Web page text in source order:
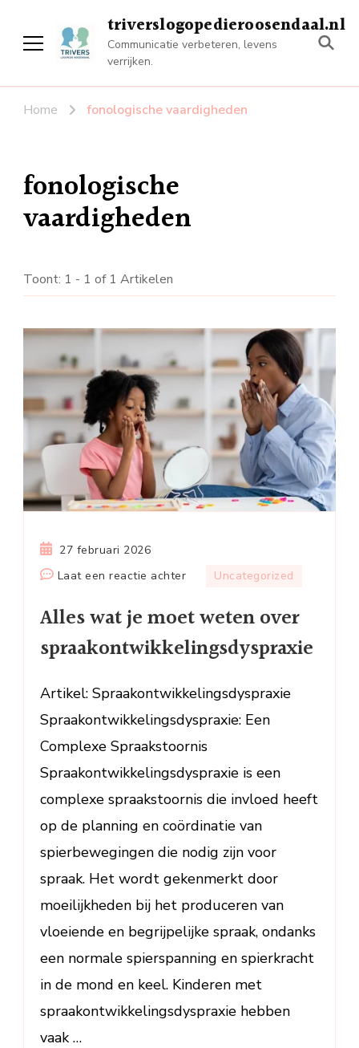
triverslogopedieroosendaal.nl
Communicatie verbeteren, levens
verrijken.
Home fonologische vaardigheden
fonologische
vaardigheden
Toont: 1 - 1 of 1 Artikelen
27 februari 2026
Laat een reactie achterop
wat
je
moet
over
spraakontwikkelingsdyspraxie
Uncategorized
Alles wat je moet weten over
spraakontwikkelingsdyspraxie
Artikel: Spraakontwikkelingsdyspraxie
Spraakontwikkelingsdyspraxie: Een
Complexe Spraakstoornis
Spraakontwikkelingsdyspraxie is een
complexe spraakstoornis die invloed heeft
op de planning en coördinatie van
spierbewegingen die nodig zijn voor
spraak. Het wordt gekenmerkt door
moeilijkheden bij het produceren van
vloeiende en begrijpelijke spraak, ondanks
een normale spierspanning en spierkracht
in de mond en keel. Kinderen met
spraakontwikkelingsdyspraxie hebben
vaak …